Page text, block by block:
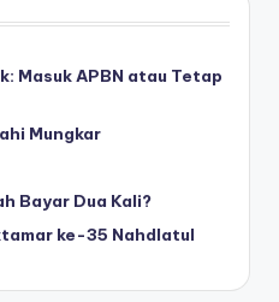
Masuk APBN atau Tetap
Mungkar
Bayar Dua Kali?
ke-35 Nahdlatul